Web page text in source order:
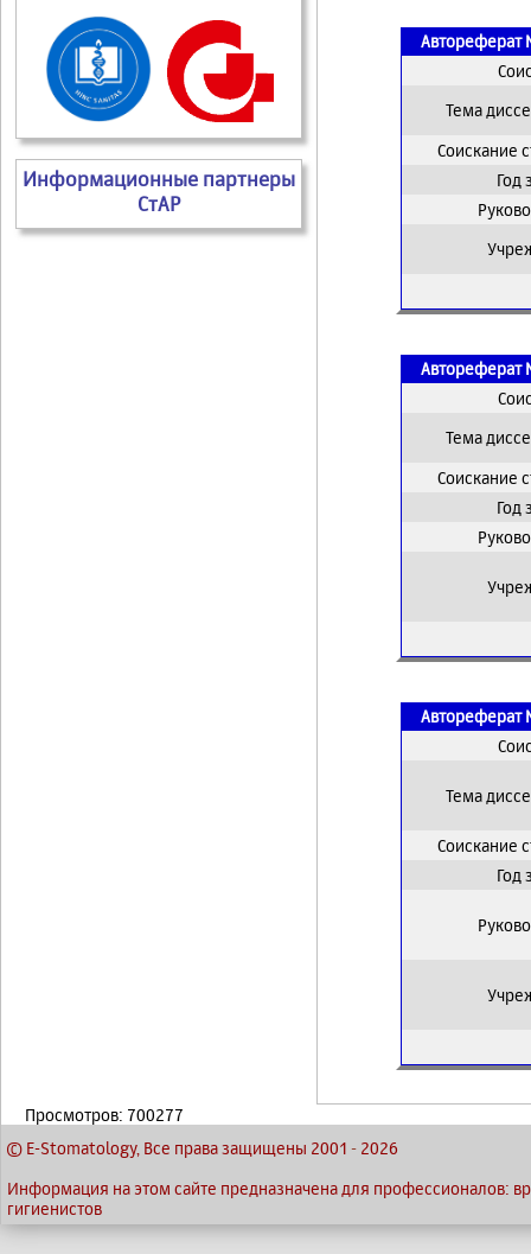
Информационные партнеры
СтАР
Автореферат
Тема
Соискание
Год
Автореферат
Тема
Соискание
Год
Автореферат
Тема
Соискание
Год
Просмотров: 700277
© E-Stomatology, Все права защищены 2001 - 2026
Информация на этом сайте предназначена для профессионалов:
гигиенистов